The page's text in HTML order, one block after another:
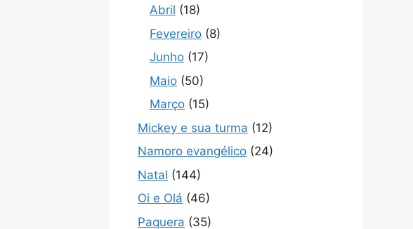
Abril (18)
Fevereiro (8)
Junho (17)
Maio (50)
Março (15)
Mickey e sua turma (12)
Namoro evangélico (24)
Natal (144)
Oi e Olá (46)
Paquera (35)